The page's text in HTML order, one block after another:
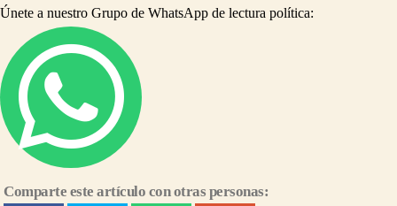
Únete a nuestro Grupo de WhatsApp de lectura política:
Comparte este artículo con otras personas: